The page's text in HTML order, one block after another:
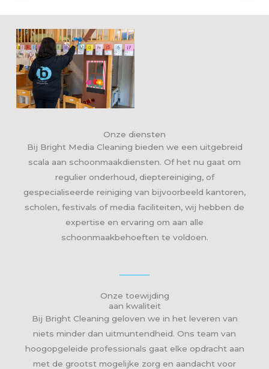
Onze diensten
Bij Bright Media Cleaning bieden we een uitgebreid
scala aan schoonmaakdiensten. Of het nu gaat om
regulier onderhoud, dieptereiniging, of
gespecialiseerde reiniging van bijvoorbeeld kantoren,
scholen, festivals of media faciliteiten, wij hebben de
expertise en ervaring om aan alle
schoonmaakbehoeften te voldoen.
Onze toewijding
aan kwaliteit
Bij Bright Cleaning geloven we in het leveren van
niets minder dan uitmuntendheid. Ons team van
hoogopgeleide professionals gaat elke opdracht aan
met de grootst mogelijke zorg en aandacht voor